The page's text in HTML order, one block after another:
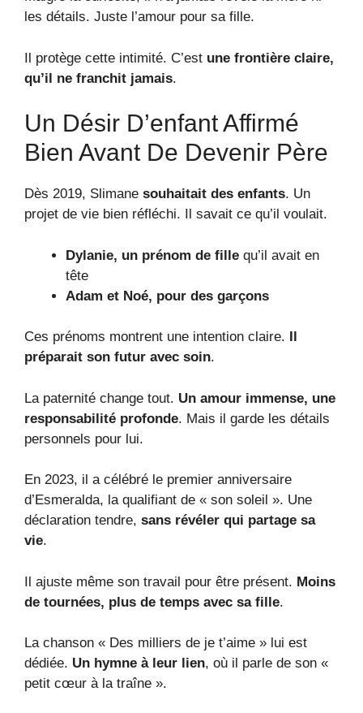
les détails. Juste l’amour pour sa fille.
Il protège cette intimité. C’est une frontière claire,
qu’il ne franchit jamais.
Un Désir D’enfant Affirmé
Bien Avant De Devenir Père
Dès 2019, Slimane souhaitait des enfants. Un
projet de vie bien réfléchi. Il savait ce qu’il voulait.
Dylanie, un prénom de fille qu’il avait en
tête
Adam et Noé, pour des garçons
Ces prénoms montrent une intention claire.
préparait son futur avec soin.
La paternité change tout. Un amour immense, une
responsabilité profonde. Mais il garde les détails
personnels pour lui.
En 2023, il a célébré le premier anniversaire
d’Esmeralda, la qualifiant de « son soleil ». Une
déclaration tendre, sans révéler qui partage sa
vie.
Il ajuste même son travail pour être présent. Moins
de tournées, plus de temps avec sa fille.
La chanson « Des milliers de je t’aime » lui est
dédiée. Un hymne à leur lien, où il parle de son «
petit cœur à la traîne ».